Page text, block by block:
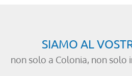
SIAMO AL
non solo a Colonia, non solo